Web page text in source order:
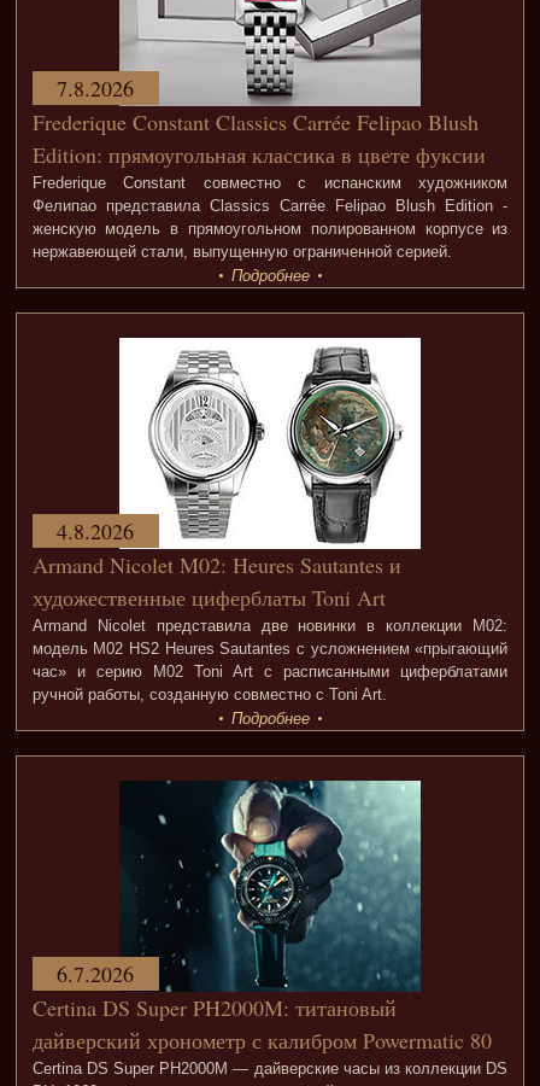
Frederique Constant Classics Carrée Felipao Blush
Edition: прямоугольная классика в цвете фуксии
Frederique Constant совместно с испанским художником
Фелипао представила Classics Carrée Felipao Blush Edition -
женскую модель в прямоугольном полированном корпусе из
нержавеющей стали, выпущенную ограниченной серией.
7.8.2026
Подробнее
Armand Nicolet M02: Heures Sautantes и
художественные циферблаты Toni Art
Armand Nicolet представила две новинки в коллекции M02:
модель M02 HS2 Heures Sautantes с усложнением «прыгающий
час» и серию M02 Toni Art с расписанными циферблатами
ручной работы, созданную совместно с Toni Art.
4.8.2026
Подробнее
Certina DS Super PH2000M: титановый
дайверский хронометр с калибром Powermatic 80
Certina DS Super PH2000M — дайверские часы из коллекции DS
6.7.2026